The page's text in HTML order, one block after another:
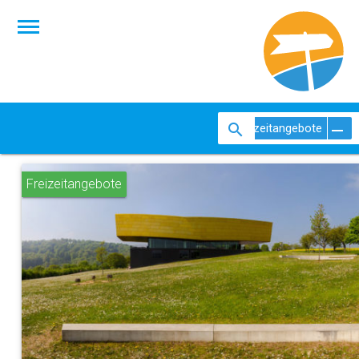
Freizeitangebote
Freizeitangebote